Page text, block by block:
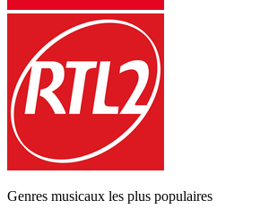
Genres musicaux les plus populaires